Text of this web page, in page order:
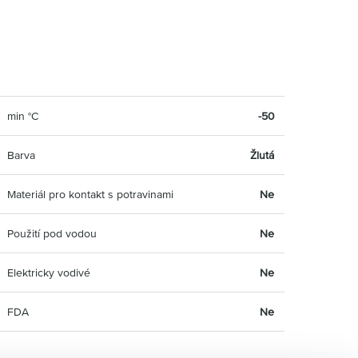
min °C -50
Barva Žlutá
Materiál pro kontakt s potravinami Ne
Použití pod vodou Ne
Elektricky vodivé Ne
FDA Ne